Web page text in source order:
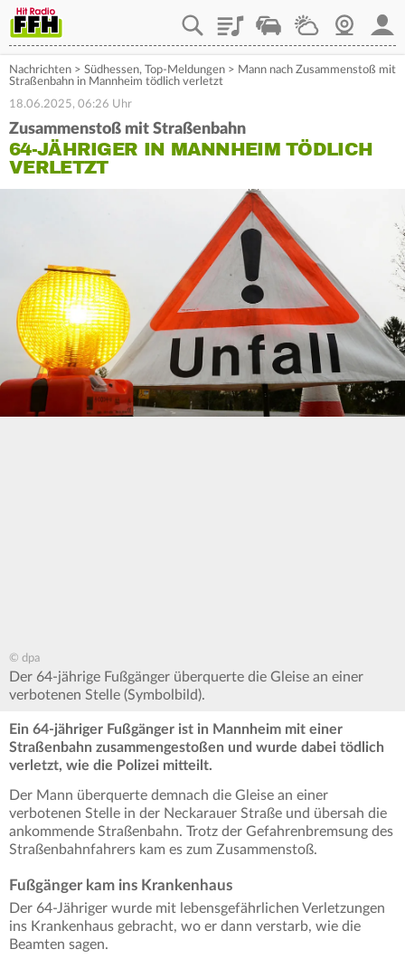
PlaylistStaupilotWetterWebcam
Nachrichten > Südhessen, Top-Meldungen > Mann nach Zusammenstoß mit
Straßenbahn in Mannheim tödlich verletzt
18.06.2025, 06:26 Uhr
Zusammenstoß mit Straßenbahn
64-JÄHRIGER IN MANNHEIM TÖDLICH
VERLETZT
© dpa
Der 64-jährige Fußgänger überquerte die Gleise an einer
verbotenen Stelle (Symbolbild).
Ein 64-jähriger Fußgänger ist in Mannheim mit einer
Straßenbahn zusammengestoßen und wurde dabei tödlich
verletzt, wie die Polizei mitteilt.
Der Mann überquerte demnach die Gleise an einer
verbotenen Stelle in der Neckarauer Straße und übersah die
ankommende Straßenbahn. Trotz der Gefahrenbremsung des
Straßenbahnfahrers kam es zum Zusammenstoß.
Fußgänger kam ins Krankenhaus
Der 64-Jähriger wurde mit lebensgefährlichen Verletzungen
ins Krankenhaus gebracht, wo er dann verstarb, wie die
Beamten sagen.